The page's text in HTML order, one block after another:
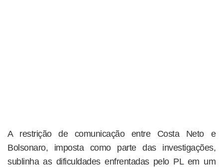
A restrição de comunicação entre Costa Neto e
Bolsonaro, imposta como parte das investigações,
sublinha as dificuldades enfrentadas pelo PL em um